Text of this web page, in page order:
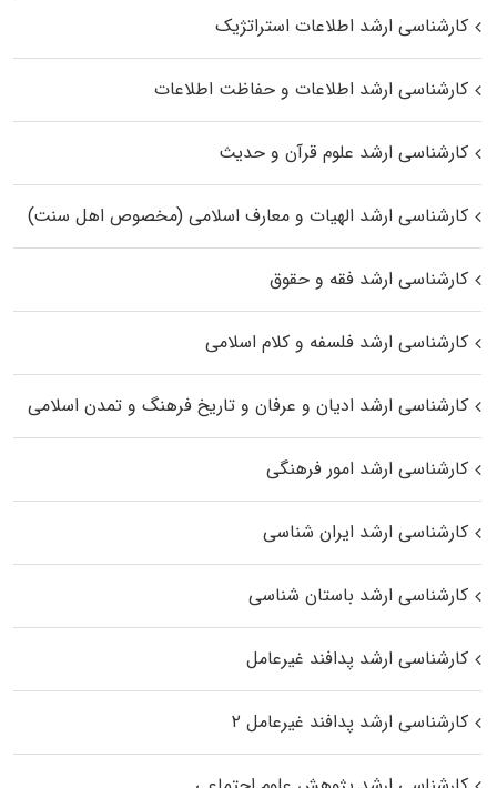
کارشناسی ارشد اطلاعات استراتژیک
کارشناسی ارشد اطلاعات و حفاظت اطلاعات
کارشناسی ارشد علوم قرآن و حدیث
کارشناسی ارشد الهیات و معارف اسلامی (مخصوص اهل سنت)
کارشناسی ارشد فقه و حقوق
کارشناسی ارشد فلسفه و کلام اسلامی
کارشناسی ارشد ادیان و عرفان و تاریخ فرهنگ و تمدن اسلامی
کارشناسی ارشد امور فرهنگی
کارشناسی ارشد ایران شناسی
کارشناسی ارشد باستان شناسی
کارشناسی ارشد پدافند غیرعامل
کارشناسی ارشد پدافند غیرعامل ۲